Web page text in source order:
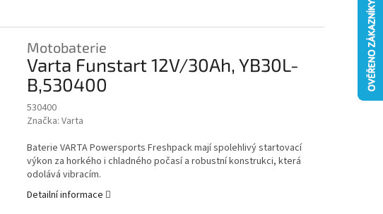
Motobaterie
Varta Funstart 12V/30Ah, YB30L-
B,530400
530400
Značka: Varta
Baterie VARTA Powersports Freshpack mají spolehlivý startovací
výkon za horkého i chladného počasí a robustní konstrukci, která
odolává vibracím.
Detailní informace